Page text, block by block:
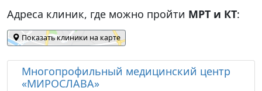
Адреса клиник, где можно пройти МРТ и КТ:
Показать клиники на карте
Многопрофильный медицинский центр
«МИРОСЛАВА»